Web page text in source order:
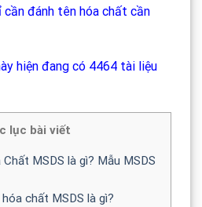
cần đánh tên hóa chất cần
hiện đang có 4464 tài liệu
lục bài viết
MSDS là gì? Mẫu MSDS
chất MSDS là gì?